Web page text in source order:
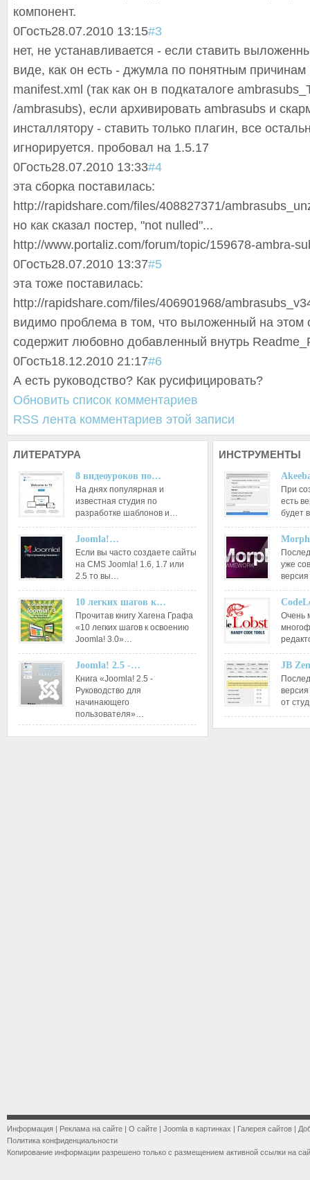
компонент.
0Гость28.07.2010 13:15#3
нет, не устанавливается - если ставить
виде, как он есть - джумла по понятным причинам
manifest.xml (так как он в подкаталоге
/ambrasubs), если архивировать ambrasubs и
инсталлятору - ставить только плагин, все
игнорируется. пробовал на 1.5.17
0Гость28.07.2010 13:33#4
эта сборка поставилась:
http://rapidshare.com/files/408827371/
но как сказал постер, "not nulled"...
http://www.portaliz.com/forum/topic/159678-ambra-
0Гость28.07.2010 13:37#5
эта тоже поставилась:
http://rapidshare.com/files/406901968/
видимо проблема в том, что выложенный на этом
содержит любовно добавленный внутрь
0Гость18.12.2010 21:17#6
А есть руководство? Как русифицировать?
Обновить список комментариев
RSS лента комментариев этой записи
ЛИТЕРАТУРА
8 видеоуроков по…
На днях популярная и
известная студия по
разработке шаблонов и…
Joomla!…
Если вы часто создаете сайты
на CMS Joomla! 1.6, 1.7 или
2.5 то вы…
10 легких шагов к…
Прочитав книгу Хагена Графа
«10 легких шагов к освоению
Joomla! 3.0»…
Joomla! 2.5 -…
Книга «Joomla! 2.5 -
Руководство для
начинающего
пользователя»…
ИНСТРУМЕНТЫ
При
есть
будет
уже
Очень
JB
от
Информация | Реклама на сайте | О сайте | Joomla в картинках | Галерея сайтов |
Политика конфиденциальности
Копирование информации разрешено только с размещением активной ссылки на